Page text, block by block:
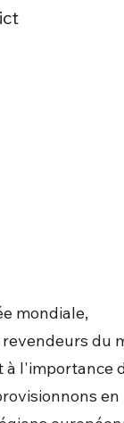
mondiale,
du
à l'importance
en